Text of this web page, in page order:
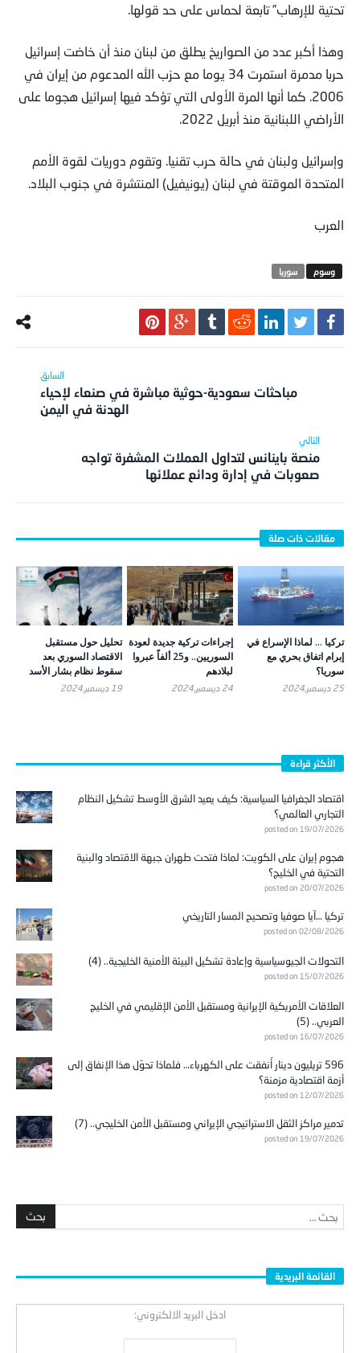
تحتية للإرهاب” تابعة لحماس على حد قولها.
وهذا أكبر عدد من الصواريخ يطلق من لبنان منذ أن خاضت إسرائيل
حربا مدمرة استمرت 34 يوما مع حزب الله المدعوم من إيران في
2006. كما أنها المرة الأولى التي تؤكد فيها إسرائيل هجوما على
الأراضي اللبنانية منذ أبريل 2022.
وإسرائيل ولبنان في حالة حرب تقنيا. وتقوم دوريات لقوة الأمم
المتحدة الموقتة في لبنان (يونيفيل) المنتشرة في جنوب البلاد.
العرب
سوريا
مباحثات سعودية-حوثية مباشرة في صنعاء لإحياء
الهدنة في اليمن
منصة باينانس لتداول العملات المشفرة تواجه
صعوبات في إدارة ودائع عملائها
تركيا … لماذا الإسراع في
إبرام اتفاق بحري مع
سوريا؟
25 ديسمبر,2024
إجراءات تركية جديدة لعودة
السوريين.. و25 ألفاً عبروا
لبلادهم
24 ديسمبر,2024
تحليل حول مستقبل
الاقتصاد السوري بعد
سقوط نظام بشار الأسد
19 ديسمبر,2024
الأكثر قراءة
اقتصاد الجغرافيا السياسية: كيف يعيد الشرق الأوسط تشكيل النظام
التجاري العالمي؟
posted on 19/07/2026
هجوم إيران على الكويت: لماذا فتحت طهران جبهة الاقتصاد والبنية
التحتية في الخليج؟
posted on 20/07/2026
تركيا …آيا صوفيا وتصحيح المسار التاريخي
posted on 02/08/2026
التحولات الجيوسياسية وإعادة تشكيل البيئة الأمنية الخليجية.. (4)
posted on 15/07/2026
العلاقات الأمريكية الإيرانية ومستقبل الأمن الإقليمي في الخليج
العربي.. (5)
posted on 16/07/2026
596 تريليون دينار أُنفقت على الكهرباء… فلماذا تحوّل هذا الإنفاق إلى
أزمة اقتصادية مزمنة؟
posted on 12/07/2026
تدمير مراكز الثقل الاستراتيجي الإيراني ومستقبل الأمن الخليجي.. (7)
posted on 19/07/2026
القائمة البريدية
ادخل البريد الالكتروني: